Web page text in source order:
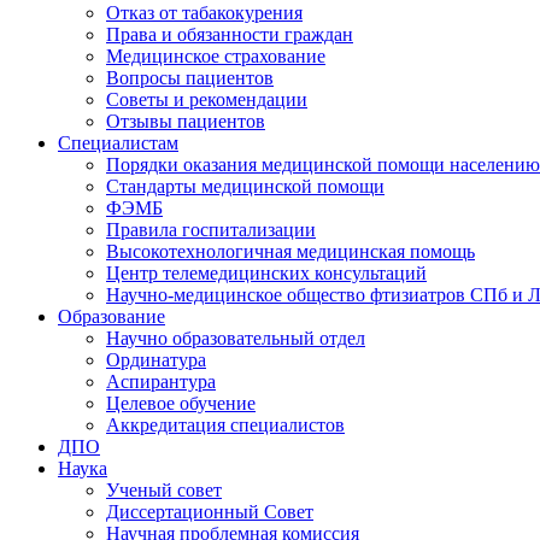
Отказ от табакокурения
Права и обязанности граждан
Медицинское страхование
Вопросы пациентов
Советы и рекомендации
Отзывы пациентов
Специалистам
Порядки оказания медицинской помощи населению
Стандарты медицинской помощи
ФЭМБ
Правила госпитализации
Высокотехнологичная медицинская помощь
Центр телемедицинских консультаций
Научно-медицинское общество фтизиатров СПб и
Образование
Научно образовательный отдел
Ординатура
Аспирантура
Целевое обучение
Аккредитация специалистов
ДПО
Наука
Ученый совет
Диссертационный Совет
Научная проблемная комиссия